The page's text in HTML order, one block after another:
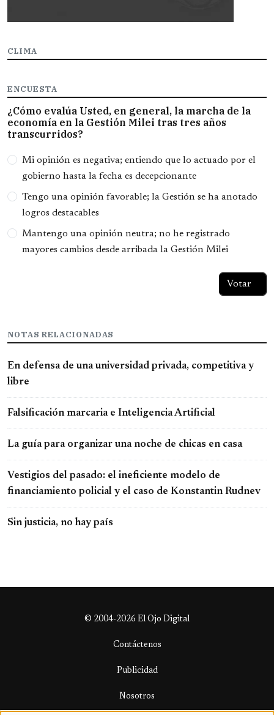
CLIMA
ENCUESTA
¿Cómo evalúa Usted, en general, la marcha de la
economía en la Gestión Milei tras tres años
transcurridos?
Opciones
Mi opinión es negativa; entiendo que lo actuado por el
gobierno hasta la fecha es decepcionante
Tengo una opinión favorable; la Gestión se ha anotado
logros destacables
Mantengo una opinión neutra; no he registrado
mayores cambios desde arribada la Gestión Milei
NOTAS RELACIONADAS
En defensa de una universidad privada, competitiva y
libre
Falsificación marcaria e Inteligencia Artificial
La guía para organizar una noche de chicas en casa
Vestigios del pasado: el ineficiente modelo de
financiamiento policial y el caso de Konstantin Rudnev
Sin justicia, no hay país
© 2004-2026 El Ojo Digital
Contáctenos
Publicidad
Nosotros